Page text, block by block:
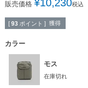
販売価格 ¥10,230税込
[ 93 ポイント ] 獲得
カラー
モス
在庫切れ